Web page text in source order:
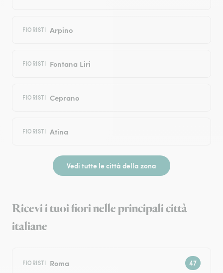
FIORISTI Arpino
FIORISTI Fontana Liri
FIORISTI Ceprano
FIORISTI Atina
Vedi tutte le città della zona
Ricevi i tuoi fiori nelle principali città
italiane
FIORISTI Roma